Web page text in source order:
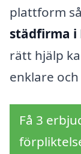
plattform
städfirma i
rätt hjälp
enklare
Få 3